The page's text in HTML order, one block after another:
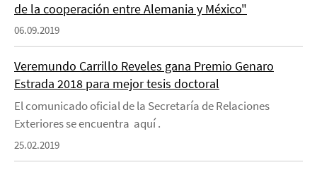
de la cooperación entre Alemania y México"
06.09.2019
Veremundo Carrillo Reveles gana Premio Genaro
Estrada 2018 para mejor tesis doctoral
El comunicado oficial de la Secretaría de Relaciones
Exteriores se encuentra aquí .
25.02.2019